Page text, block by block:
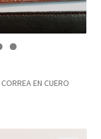
CORREA EN CUERO